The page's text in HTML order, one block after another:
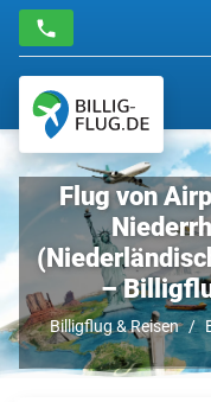
Flug von
–
Billigflug & Reisen